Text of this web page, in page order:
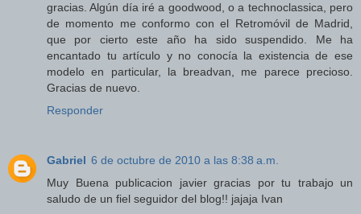
gracias. Algún día iré a goodwood, o a technoclassica, pero
de momento me conformo con el Retromóvil de Madrid,
que por cierto este año ha sido suspendido. Me ha
encantado tu artículo y no conocía la existencia de ese
modelo en particular, la breadvan, me parece precioso.
Gracias de nuevo.
Responder
Gabriel 6 de octubre de 2010 a las 8:38 a.m.
Muy Buena publicacion javier gracias por tu trabajo un
saludo de un fiel seguidor del blog!! jajaja Ivan